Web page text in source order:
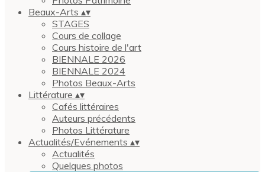
Beaux-Arts ▴▾
STAGES
Cours de collage
Cours histoire de l'art
BIENNALE 2026
BIENNALE 2024
Photos Beaux-Arts
Littérature ▴▾
Cafés littéraires
Auteurs précédents
Photos Littérature
Actualités/Evénements ▴▾
Actualités
Quelques photos